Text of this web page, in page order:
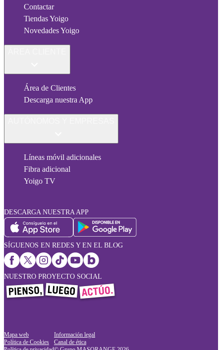
Contactar
Tiendas Yoigo
Novedades Yoigo
Área de Clientes
Descarga nuestra App
Líneas móvil adicionales
Fibra adicional
Yoigo TV
DESCARGA NUESTRA APP
SÍGUENOS EN REDES Y EN EL BLOG
NUESTRO PROYECTO SOCIAL
Mapa web
Política de Cookies
Información legal
Canal de ética